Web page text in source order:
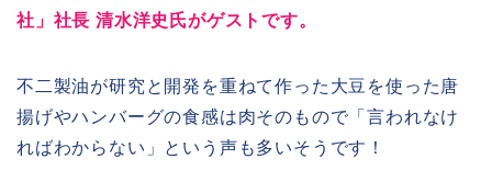
社」社長 清水洋史氏がゲストです。
不二製油が研究と開発を重ねて作った大豆を使った唐
揚げやハンバーグの食感は肉そのもので「言われなけ
ればわからない」という声も多いそうです！